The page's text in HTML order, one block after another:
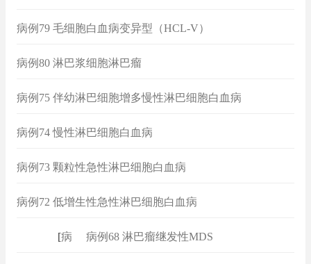
病例79 毛细胞白血病变异型（HCL-V）
病例80 淋巴浆细胞淋巴瘤
病例75 伴幼淋巴细胞增多慢性淋巴细胞白血病
病例74 慢性淋巴细胞白血病
病例73 颗粒性急性淋巴细胞白血病
病例72 低增生性急性淋巴细胞白血病
病例 病例68 淋巴瘤继发性MDS